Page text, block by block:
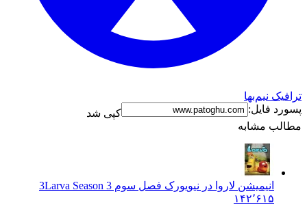
ترافیک نیم‌بها
پسورد فایل:
کپی شد
مطالب مشابه
انیمیشن لاروا در نیویورک فصل سوم 3 Larva Season 3
۱۴۲٬۶۱۵